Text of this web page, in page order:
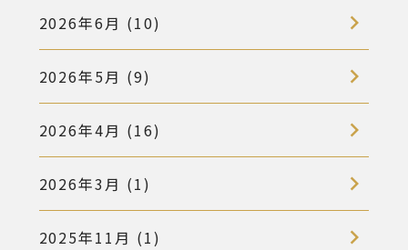
2026年6月 (10)
2026年5月 (9)
2026年4月 (16)
2026年3月 (1)
2025年11月 (1)